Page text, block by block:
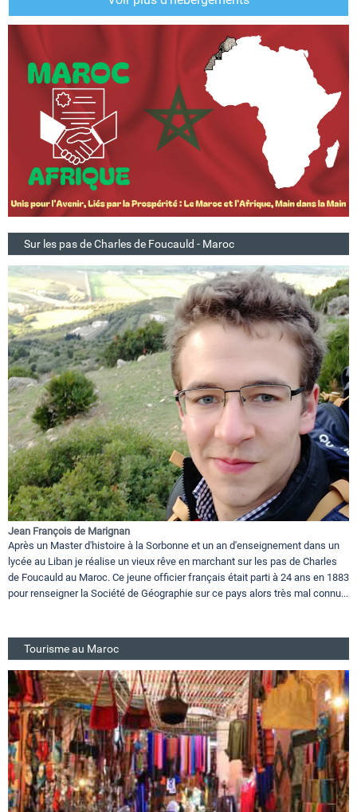
Sur les pas de Charles de Foucauld - Maroc
Jean François de Marignan
Après un Master d'histoire à la Sorbonne et un an d'enseignement dans un
lycée au Liban je réalise un vieux rêve en marchant sur les pas de Charles
de Foucauld au Maroc. Ce jeune officier français était parti à 24 ans en 1883
pour renseigner la Société de Géographie sur ce pays alors très mal connu...
Tourisme au Maroc